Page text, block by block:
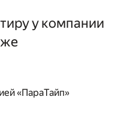
у компании
«ПараТайп»